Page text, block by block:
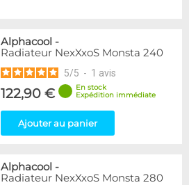
Alphacool -
Radiateur NexXxoS Monsta 240
5/5 - 1 avis
122,90 €
En stock
Expédition immédiate
Ajouter au panier
Alphacool -
Radiateur NexXxoS Monsta 280